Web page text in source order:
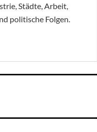
Städte, Arbeit,
politische Folgen.